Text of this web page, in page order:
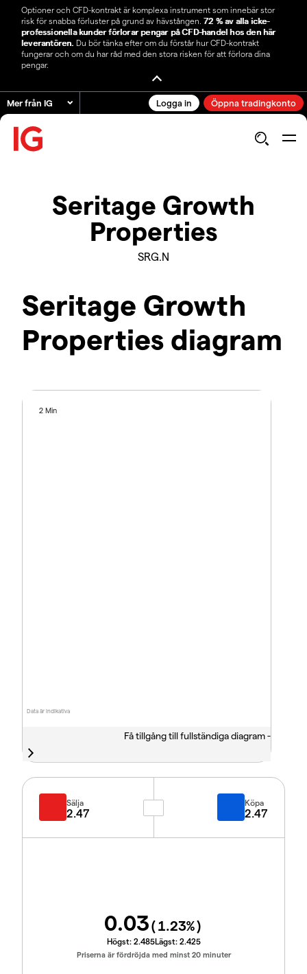
Optioner och CFD-kontrakt är komplexa instrument som innebär stor
risk för snabba förluster på grund av hävstången. 72 % av alla icke-
professionella kunder förlorar pengar på CFD-handel hos den här
leverantören. Du bör tänka efter om du förstår hur CFD-kontrakt
fungerar och om du har råd med den stora risken för att förlora dina
pengar.
Mer från IG Logga in Öppna tradingkonto
Seritage Growth
Properties
SRG.N
Seritage Growth
Properties diagram
Data är indikativa
2 Min
Få tillgång till fullständiga diagram -
Sälja
2.47
Köpa
2.47
0.03(1.23%)
Högst: 2.485Lägst: 2.425
Priserna är fördröjda med minst 20 minuter